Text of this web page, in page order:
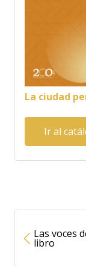
La ciudad
Ir al
Las voces
libro